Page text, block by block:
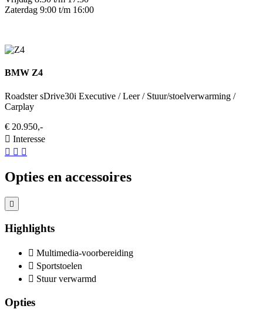
Zaterdag 9:00 t/m 16:00
BMW Z4
Roadster sDrive30i Executive / Leer / Stuur/stoelverwarming /
Carplay
€ 20.950,-
Interesse
Opties en accessoires
Highlights
Multimedia-voorbereiding
Sportstoelen
Stuur verwarmd
Opties